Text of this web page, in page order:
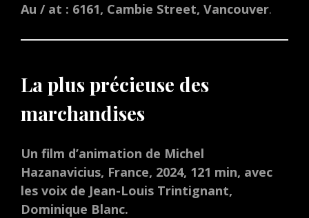
Au / at : 6161, Cambie Street, Vancouver.
La plus précieuse des
marchandises
Un film d’animation de Michel
Hazanavicius, France, 2024, 121 min, avec
les voix de Jean-Louis Trintignant,
Dominique Blanc.